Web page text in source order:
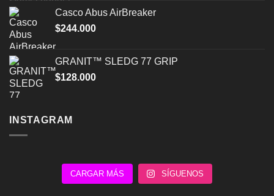
Casco Abus AirBreaker
$244.000
GRANIT™ SLEDG 77 GRIP
$128.000
INSTAGRAM
CARGAR MÁS SÍGUENOS